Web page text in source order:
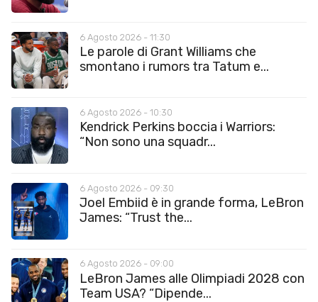
6 Agosto 2026 - 11:30
Le parole di Grant Williams che
smontano i rumors tra Tatum e...
6 Agosto 2026 - 10:30
Kendrick Perkins boccia i Warriors:
“Non sono una squadr...
6 Agosto 2026 - 09:30
Joel Embiid è in grande forma, LeBron
James: “Trust the...
6 Agosto 2026 - 09:00
LeBron James alle Olimpiadi 2028 con
Team USA? “Dipende...